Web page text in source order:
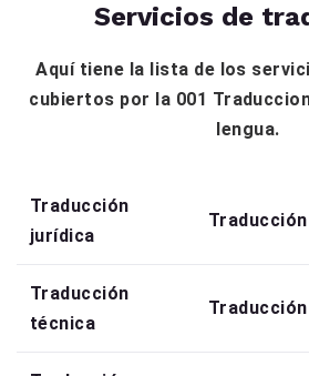
Servicios de
Aquí tiene la lista de los
cubiertos por la 001
lengua.
Traducción
jurídica
Traducción
técnica